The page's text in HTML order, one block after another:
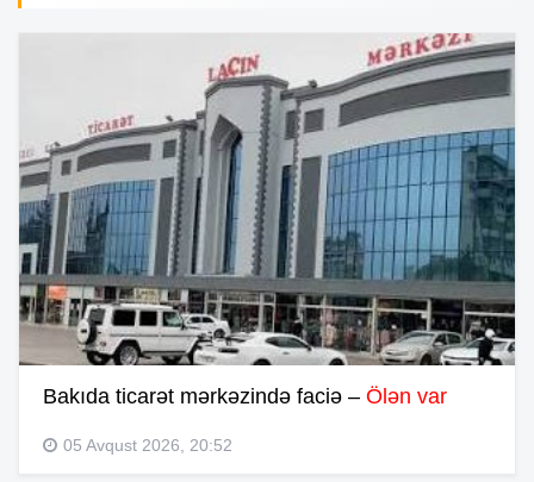
Bakıda ticarət mərkəzində faciə – Ölən var
05 Avqust 2026, 20:52